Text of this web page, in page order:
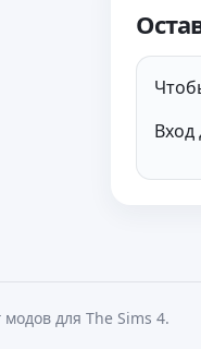
Вход
для The Sims 4.